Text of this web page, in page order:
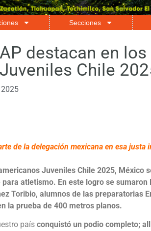
Secciones
destacan en
Chile
de la delegación mexicana en esa
Juveniles Chile 2025, México
atletismo. En este logro se
Toribio, alumnos de las preparatorias
la prueba de 400 metros planos.
paísconquistó un podio completo;